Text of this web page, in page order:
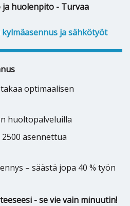
huolenpito - Turvaa
kylmäasennus ja sähkötyöt
optimaalisen
huoltopalveluilla
asennettua
– säästä jopa 40 % työn
- se vie vain minuutin!